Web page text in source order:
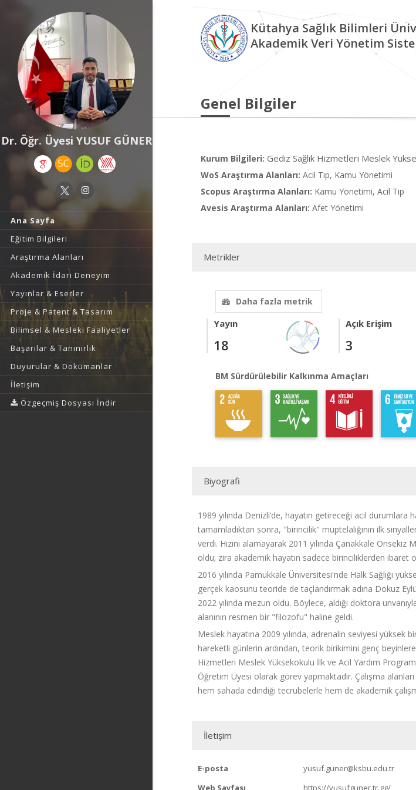
Dr. Öğr. Üyesi YUSUF GÜNER
Ana Sayfa
Eğitim Bilgileri
Araştırma Alanları
Akademik İdari Deneyim
Yayınlar & Eserler
Proje & Patent & Tasarım
Bilimsel & Mesleki Faaliyetler
Başarılar & Tanınırlık
Duyurular & Dokümanlar
İletişim
Özgeçmiş Dosyası İndir
Kütahya Sağlık Bilimleri
Akademik Veri Yönetim
Genel Bilgiler
Kurum Bilgileri: Gediz Sağlık Hizmetleri Meslek
WoS Araştırma Alanları: Acil Tıp, Kamu Yönetimi
Scopus Araştırma Alanları: Kamu Yönetimi, Acil Tıp
Avesis Araştırma Alanları: Afet Yönetimi
Metrikler
Daha fazla metrik
Yayın
18
Açık Erişim
3
BM Sürdürülebilir Kalkınma Amaçları
Biyografi
1989 yılında Denizli’de, hayatın getireceği acil
tamamladıktan sonra, "birincilik" müptelalığının ilk
verdi. Hızını alamayarak 2011 yılında Çanakkale
oldu; zira akademik hayatın sadece birinciliklerden ibaret
2016 yılında Pamukkale Üniversitesi'nde Halk Sağlığı
gerçek kaosunu teoride de taçlandırmak adına Dokuz
2022 yılında mezun oldu. Böylece, aldığı doktora
alanının resmen bir "filozofu" haline geldi.
Meslek hayatına 2009 yılında, adrenalin seviyesi yüksek
hareketli günlerin ardından, teorik birikimini genç
Hizmetleri Meslek Yüksekokulu İlk ve Acil Yardım
Öğretim Üyesi olarak görev yapmaktadır. Çalışma
hem sahada edindiği tecrübelerle hem de akademik
İletişim
E-posta
yusuf.guner@ksbu.edu.tr
Web Sayfası
https://yusufguner.tr.gg/